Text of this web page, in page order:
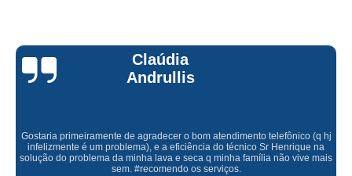
Claúdia
Andrullis
Gostaria primeiramente de agradecer o bom atendimento telefônico (q hj
infelizmente é um problema), e a eficiência do técnico Sr Henrique na
solução do problema da minha lava e seca q minha família não vive mais
sem. #recomendo os serviços.